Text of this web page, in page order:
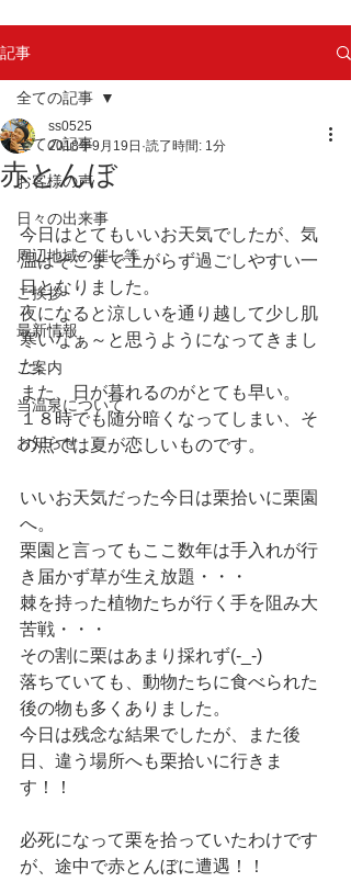
記事
全ての記事
お客様の声
日々の出来事
周辺地域の催し等
ご挨拶
最新情報
ご案内
当温泉について
お知らせ
全ての記事
赤とんぼ
ss0525
2018年9月19日 読了時間: 1分
今日はとてもいいお天気でしたが、気
温はそこまで上がらず過ごしやすい一
日となりました。
夜になると涼しいを通り越して少し肌
寒いなぁ～と思うようになってきまし
た。
また、日が暮れるのがとても早い。
１８時でも随分暗くなってしまい、そ
の点では夏が恋しいものです。
いいお天気だった今日は栗拾いに栗園
へ。
栗園と言ってもここ数年は手入れが行
き届かず草が生え放題・・・
棘を持った植物たちが行く手を阻み大
苦戦・・・
その割に栗はあまり採れず(-_-)
落ちていても、動物たちに食べられた
後の物も多くありました。
今日は残念な結果でしたが、また後
日、違う場所へも栗拾いに行きま
す！！
必死になって栗を拾っていたわけです
が、途中で赤とんぼに遭遇！！